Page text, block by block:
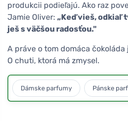
produkcii podieľajú. Ako raz
Jamie Oliver: „Keď vieš, odkiaľ
ješ s väčšou radosťou."
A práve o tom domáca čokoláda
O chuti, ktorá má zmysel.
Dámske parfumy Pánske